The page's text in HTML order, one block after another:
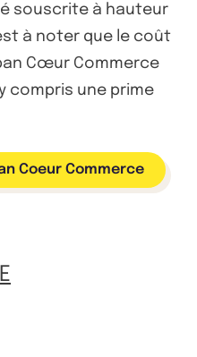
souscrite à hauteur
à noter que le coût
Cœur Commerce
compris une prime
Coeur Commerce